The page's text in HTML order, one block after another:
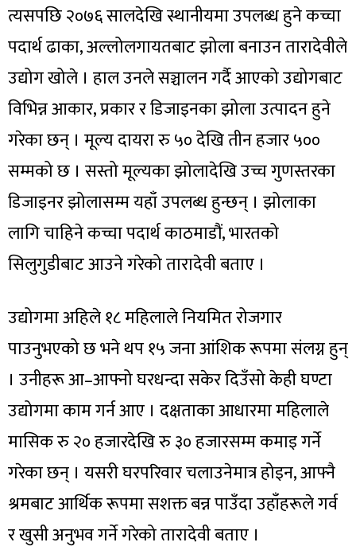
त्यसपछि २०७६ सालदेखि स्थानीयमा उपलब्ध हुने कच्चा
पदार्थ ढाका, अल्लोलगायतबाट झोला बनाउन तारादेवीले
उद्योग खोले । हाल उनले सञ्चालन गर्दै आएको उद्योगबाट
विभिन्न आकार, प्रकार र डिजाइनका झोला उत्पादन हुने
गरेका छन् । मूल्य दायरा रु ५० देखि तीन हजार ५००
सम्मको छ । सस्तो मूल्यका झोलादेखि उच्च गुणस्तरका
डिजाइनर झोलासम्म यहाँ उपलब्ध हुन्छन् । झोलाका
लागि चाहिने कच्चा पदार्थ काठमाडौं, भारतको
सिलुगुडीबाट आउने गरेको तारादेवी बताए ।
उद्योगमा अहिले १८ महिलाले नियमित रोजगार
पाउनुभएको छ भने थप १५ जना आंशिक रूपमा संलग्न हुन्
। उनीहरू आ–आफ्नो घरधन्दा सकेर दिउँसो केही घण्टा
उद्योगमा काम गर्न आए । दक्षताका आधारमा महिलाले
मासिक रु २० हजारदेखि रु ३० हजारसम्म कमाइ गर्ने
गरेका छन् । यसरी घरपरिवार चलाउनेमात्र होइन, आफ्नै
श्रमबाट आर्थिक रूपमा सशक्त बन्न पाउँदा उहाँहरूले गर्व
र खुसी अनुभव गर्ने गरेको तारादेवी बताए ।